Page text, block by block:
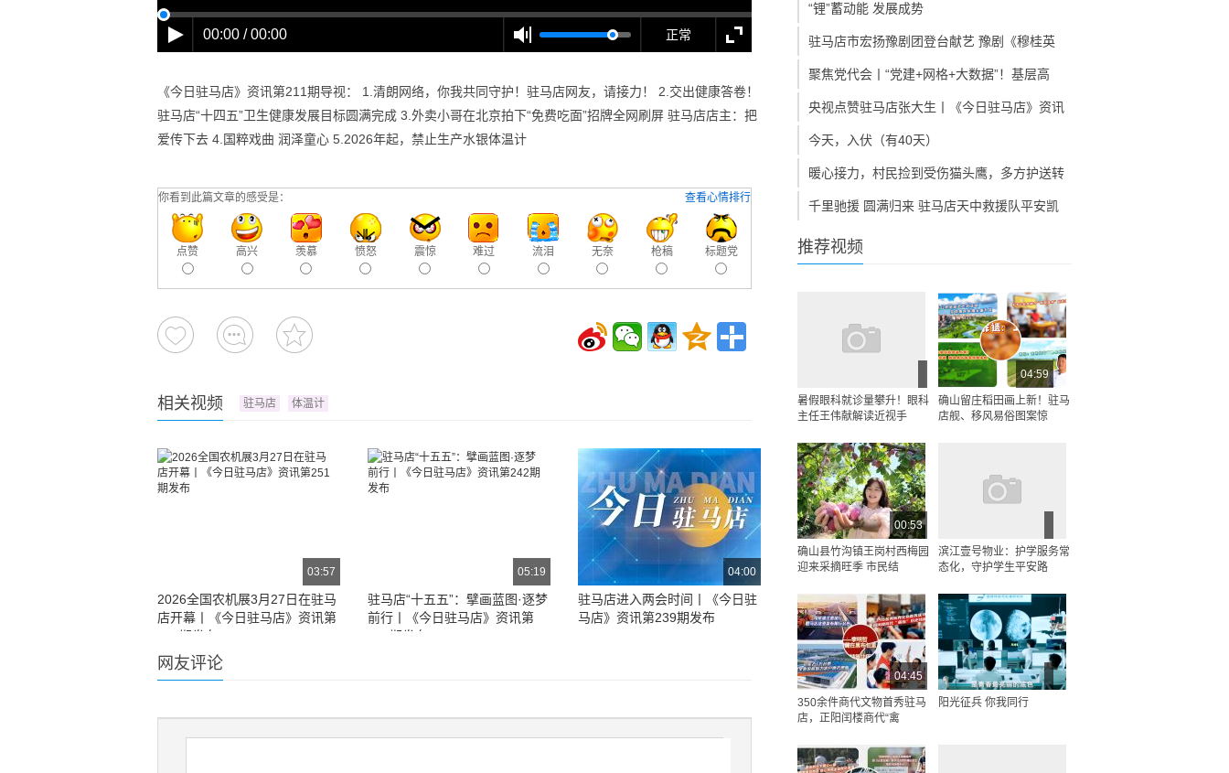
00:00 / 00:00 正常
《今日驻马店》资讯第211期导视： 1.清朗网络，你我共同守护！驻马店网友，请接力！ 2.交出健康答卷！
驻马店“十四五”卫生健康发展目标圆满完成 3.外卖小哥在北京拍下“免费吃面”招牌全网刷屏 驻马店店主：把
爱传下去 4.国粹戏曲 润泽童心 5.2026年起，禁止生产水银体温计
查看心情排行
你看到此篇文章的感受是：
点赞 高兴 羡慕 愤怒 震惊 难过 流泪 无奈 枪稿 标题党
相关视频 驻马店 体温计
03:57
2026全国农机展3月27日在驻马
店开幕丨《今日驻马店》资讯第
251期发布
05:19
驻马店“十五五”：擘画蓝图·逐梦
前行丨《今日驻马店》资讯第
242期发布
04:00
驻马店进入两会时间丨《今日驻
马店》资讯第239期发布
网友评论
“锂”蓄动能 发展成势
驻马店市宏扬豫剧团登台献艺 豫剧《穆桂英
聚焦党代会丨“党建+网格+大数据”！基层高
央视点赞驻马店张大生丨《今日驻马店》资讯
今天，入伏（有40天）
暖心接力，村民捡到受伤猫头鹰，多方护送转
千里驰援 圆满归来 驻马店天中救援队平安凯
推荐视频
暑假眼科就诊量攀升！眼科
主任王伟献解读近视手
04:59
确山留庄稻田画上新！驻马
店舰、移风易俗图案惊
00:53
确山县竹沟镇王岗村西梅园
迎来采摘旺季 市民结
滨江壹号物业：护学服务常
态化，守护学生平安路
04:45
350余件商代文物首秀驻马
店，正阳闰楼商代“禽
阳光征兵 你我同行